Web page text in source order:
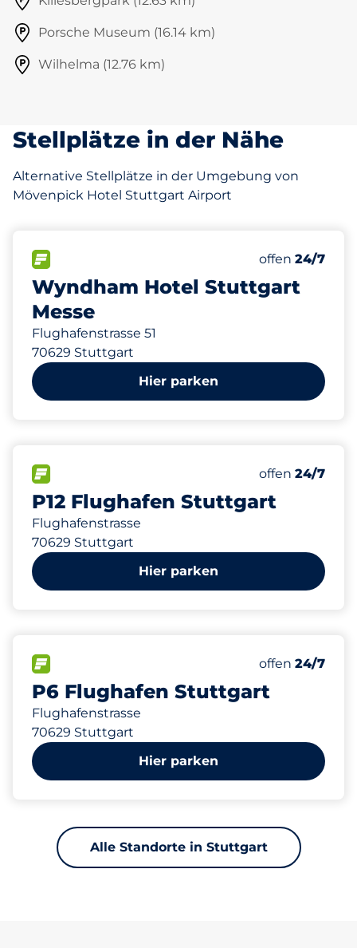
Porsche Museum (16.14 km)
Wilhelma (12.76 km)
Stellplätze in der Nähe
Alternative Stellplätze in der Umgebung von
Mövenpick Hotel Stuttgart Airport
Wyndham Hotel Stuttgart
Messe
Flughafenstrasse 51
70629 Stuttgart
Anzahl der
Gesamtplätze
offen 24/7
112 m
Hier parken
P12 Flughafen Stuttgart
Flughafenstrasse
70629 Stuttgart
Anzahl der
Gesamtplätze
offen 24/7
165 m
Hier parken
P6 Flughafen Stuttgart
Flughafenstrasse
70629 Stuttgart
Anzahl der
Gesamtplätze
offen 24/7
165 m
Hier parken
Alle Standorte in Stuttgart